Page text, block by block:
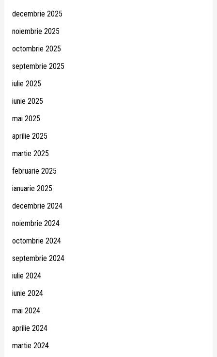
decembrie 2025
noiembrie 2025
octombrie 2025
septembrie 2025
iulie 2025
iunie 2025
mai 2025
aprilie 2025
martie 2025
februarie 2025
ianuarie 2025
decembrie 2024
noiembrie 2024
octombrie 2024
septembrie 2024
iulie 2024
iunie 2024
mai 2024
aprilie 2024
martie 2024